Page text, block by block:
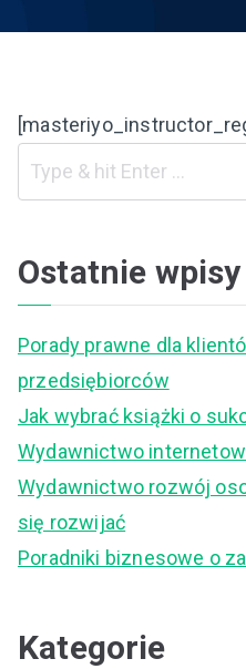
Ostatnie wpisy
Porady prawne dla
przedsiębiorców
Jak wybrać książki o
Wydawnictwo
Wydawnictwo rozwój
się rozwijać
Poradniki biznesowe o
Kategorie